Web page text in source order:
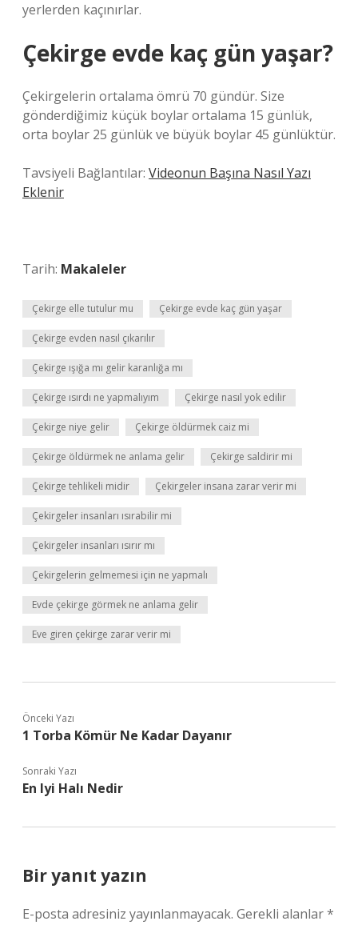
yerlerden kaçınırlar.
Çekirge evde kaç gün yaşar?
Çekirgelerin ortalama ömrü 70 gündür. Size
gönderdiğimiz küçük boylar ortalama 15 günlük,
orta boylar 25 günlük ve büyük boylar 45 günlüktür.
Tavsiyeli Bağlantılar: Videonun Başına Nasıl Yazı
Eklenir
Tarih: Makaleler
Çekirge elle tutulur mu Çekirge evde kaç gün yaşar
Çekirge evden nasıl çıkarılır
Çekirge ışığa mı gelir karanlığa mı
Çekirge ısırdı ne yapmalıyım Çekirge nasıl yok edilir
Çekirge niye gelir Çekirge öldürmek caiz mi
Çekirge öldürmek ne anlama gelir Çekirge saldirir mi
Çekirge tehlikeli midir Çekirgeler insana zarar verir mi
Çekirgeler insanları ısırabilir mi
Çekirgeler insanları ısırır mı
Çekirgelerin gelmemesi için ne yapmalı
Evde çekirge görmek ne anlama gelir
Eve giren çekirge zarar verir mi
Önceki Yazı
1 Torba Kömür Ne Kadar Dayanır
Sonraki Yazı
En Iyi Halı Nedir
Bir yanıt yazın
E-posta adresiniz yayınlanmayacak. Gerekli alanlar*